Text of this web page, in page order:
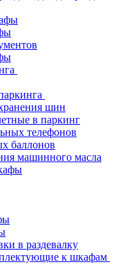
шин
в паркинг
телефонов
баллонов
машинного масла
в раздевалку
к шкафам